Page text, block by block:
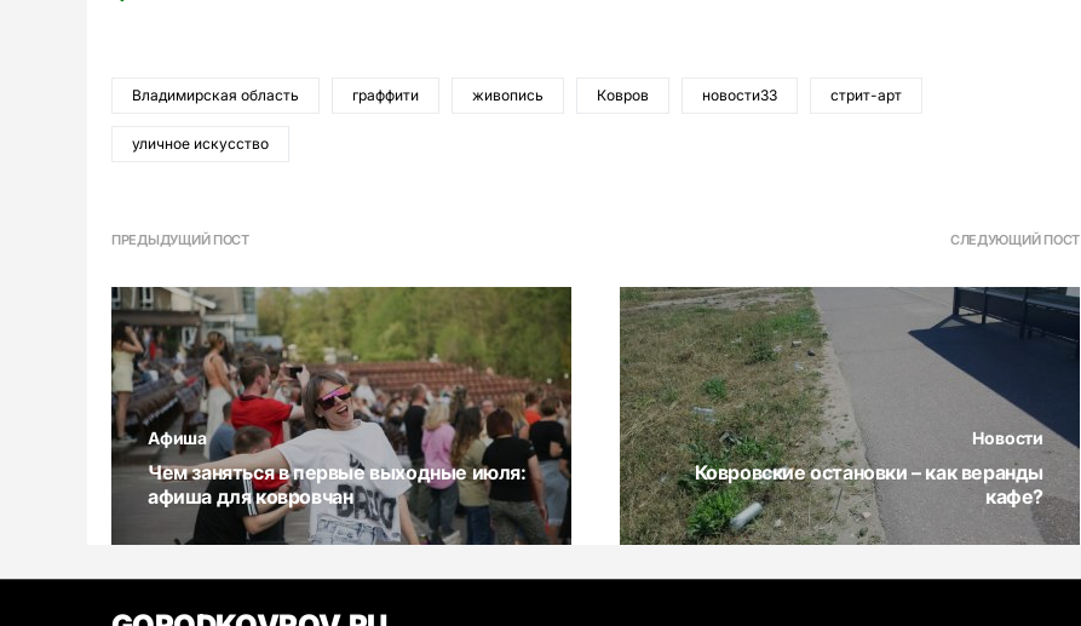
Владимирская область граффити живопись Ковров новости33 стрит-арт
уличное искусство
ПРЕДЫДУЩИЙ ПОСТ
Афиша
Чем заняться в первые выходные июля:
афиша для ковровчан
СЛЕДУЮЩИЙ ПОСТ
Новости
Ковровские остановки – как веранды
кафе?